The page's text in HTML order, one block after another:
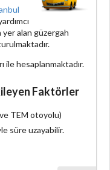
alan güzergah
ile hesaplanmaktadır.
Faktörler
TEM otoyolu)
süre uzayabilir.